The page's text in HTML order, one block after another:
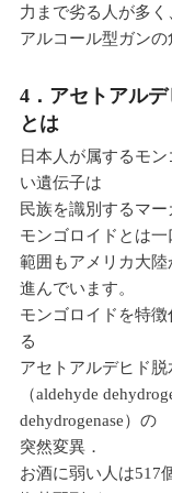
力まで劣る人が多く
アルコール型ガンの
4．アセトアル
とは
日本人が属するモ
い遺伝子は
民族を識別するマー
モンゴロイドとは一
範囲もアメリカ大
進んでいます。
モンゴロイドを特
る
アセトアルデヒド
（aldehyde
dehydrogenase）の
突然変異．
お酒に弱い人は517